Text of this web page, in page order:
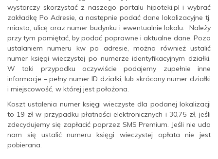
wystarczy skorzystać z naszego portalu hipoteki.pl i wybrać
zakładkę Po Adresie, a następnie podać dane lokalizacyjne tj.
miasto, ulicę oraz numer budynku i ewentualnie lokalu. Należy
przy tym pamiętać, by podać poprawne i aktualne dane. Poza
ustalaniem numeru kw po adresie, można również ustalić
numer księgi wieczystej po numerze identyfikacyjnym działki.
W taki przypadku oczywiście podajemy zupełnie inne
informacje – pełny numer ID działki, lub skrócony numer działki
i miejscowość, w której jest położona.
Koszt ustalenia numer księgi wieczyste dla podanej lokalizacji
to 19 zł w przypadku płatności elektronicznych i 30,75 zł, jeśli
zdecydujemy się zapłacić poprzez SMS Premium. Jeśli nie uda
nam się ustalić numeru księgi wieczystej opłata nie jest
pobierana.